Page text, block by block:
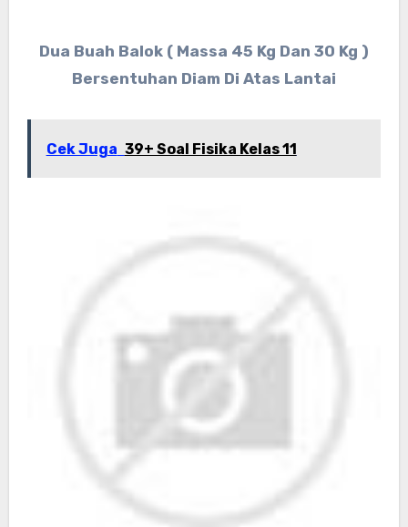
Dua Buah Balok ( Massa 45 Kg Dan 30 Kg )
Bersentuhan Diam Di Atas Lantai
Cek Juga 39+ Soal Fisika Kelas 11